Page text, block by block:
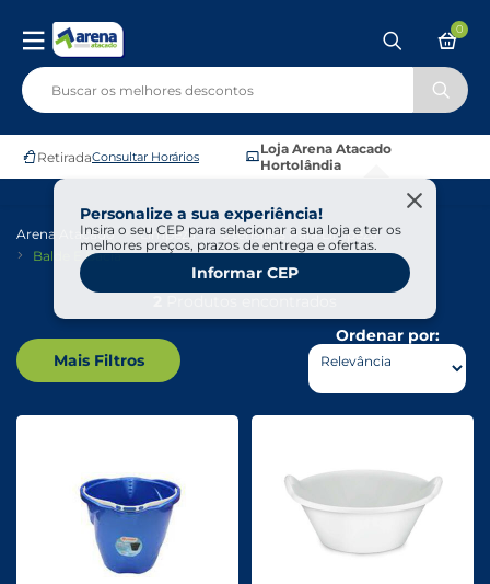
RetiradaConsultar Horários
Loja Arena Atacado
Hortolândia
Personalize a sua experiência!
Insira o seu CEP para selecionar a sua loja e ter os
melhores preços, prazos de entrega e ofertas.
Informar CEP
0
Arena Atacado Limpeza
Utensílios Para Limpeza
Balde E Bacia
Mais Filtros
Ordenar por: